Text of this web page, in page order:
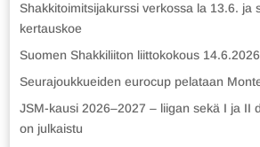
Shakkitoimitsijakurssi verkossa la 13.6. ja
kertauskoe
Suomen Shakkiliiton liittokokous 14.6.2026
Seurajoukkueiden eurocup pelataan
JSM-kausi 2026–2027 – liigan sekä I ja II
on julkaistu